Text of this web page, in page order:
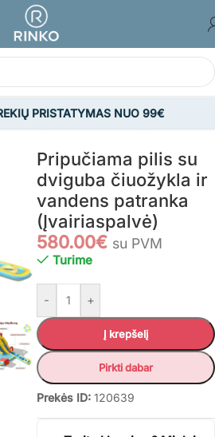
PRISTATYMAS NUO 99€
/ Pripučiamos žaidimų aikštelės
Pripučiama pilis su
dviguba čiuožykla ir
vandens patranka
(Įvairiaspalvė)
580.00€ su PVM
Turime
- +
Į krepšelį
Pirkti dabar
Prekės ID: 120639